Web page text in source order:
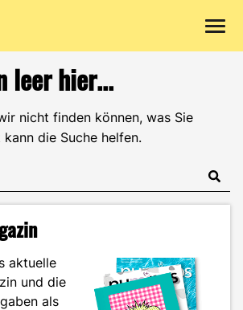
leer hier...
nicht finden können, was Sie
die Suche helfen.
aktuelle
und die
als